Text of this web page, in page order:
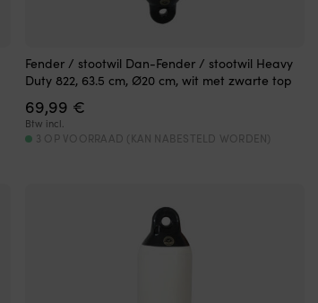
Fender / stootwil Dan-Fender / stootwil Heavy
Duty 822, 63.5 cm, Ø20 cm, wit met zwarte top
69,99 €
Btw incl.
3 OP VOORRAAD (KAN NABESTELD WORDEN)